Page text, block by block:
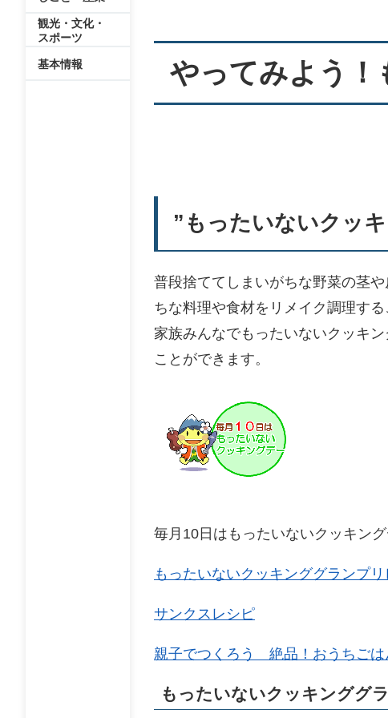
観光・文化・
スポーツ
基本情報 やってみよう
”もったいないクッ
普段捨ててしまいがちな野菜の茎
ちな料理や食材をリメイク調理する
家族みんなでもったいないクッキ
ことができます。
毎月10日はもったいないクッキン
もったいないクッキンググランプ
サンクスレシピ
親子でつくろう 絶品！おうちごは
もったいないクッキンググ